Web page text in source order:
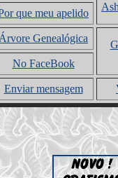
que meu apelido
Árvore Genealógica
No FaceBook
Enviar mensagem